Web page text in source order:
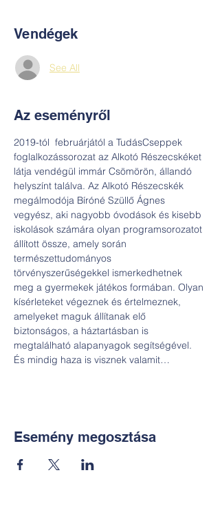
Vendégek
See All
Az eseményről
2019-tól  februárjától a TudásCseppek
foglalkozássorozat az Alkotó Részecskéket
látja vendégül immár Csömörön, állandó
helyszínt találva. Az Alkotó Részecskék
megálmodója Bíróné Szüllő Ágnes
vegyész, aki nagyobb óvodások és kisebb
iskolások számára olyan programsorozatot
állított össze, amely során
természettudományos
törvényszerűségekkel ismerkedhetnek
meg a gyermekek játékos formában. Olyan
kísérleteket végeznek és értelmeznek,
amelyeket maguk állítanak elő
biztonságos, a háztartásban is
megtalálható alapanyagok segítségével.
És mindig haza is visznek valamit…
Esemény megosztása